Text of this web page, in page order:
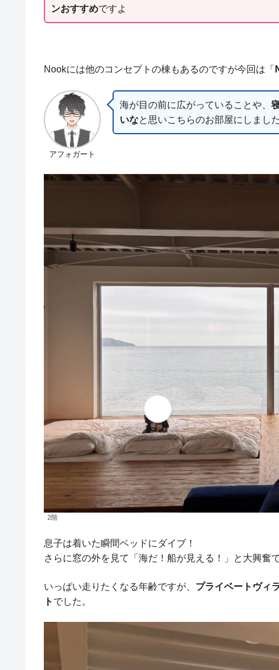
ンおすすめですよ
Nookには他のコンセプトの棟もあるのですが今回は「
アフォガート
海が目の前に広がっていることや、
いなと思いこちらのお部屋にしました
2階
息子は着いた瞬間ベッドにダイブ！
さらに窓の外を見て「海だ！船が見える！」と大興奮で
いっぱい走りたくなる年齢ですが、 プライベートヴィ
ト でした。